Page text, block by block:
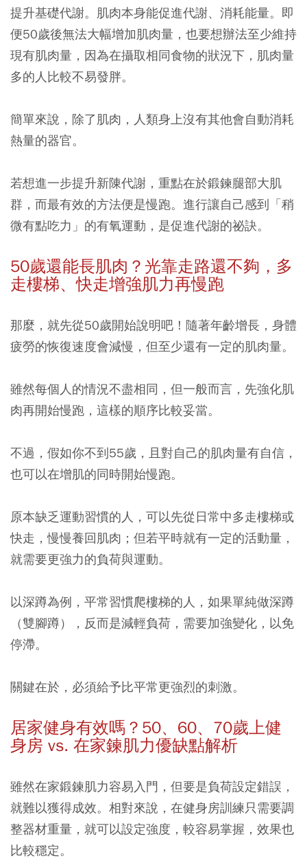
提升基礎代謝。肌肉本身能促進代謝、消耗能量。即
便50歲後無法大幅增加肌肉量，也要想辦法至少維持
現有肌肉量，因為在攝取相同食物的狀況下，肌肉量
多的人比較不易發胖。
簡單來說，除了肌肉，人類身上沒有其他會自動消耗
熱量的器官。
若想進一步提升新陳代謝，重點在於鍛鍊腿部大肌
群，而最有效的方法便是慢跑。進行讓自己感到「稍
微有點吃力」的有氧運動，是促進代謝的祕訣。
50歲還能長肌肉？光靠走路還不夠，多
走樓梯、快走增強肌力再慢跑
那麼，就先從50歲開始說明吧！隨著年齡增長，身體
疲勞的恢復速度會減慢，但至少還有一定的肌肉量。
雖然每個人的情況不盡相同，但一般而言，先強化肌
肉再開始慢跑，這樣的順序比較妥當。
不過，假如你不到55歲，且對自己的肌肉量有自信，
也可以在增肌的同時開始慢跑。
原本缺乏運動習慣的人，可以先從日常中多走樓梯或
快走，慢慢養回肌肉；但若平時就有一定的活動量，
就需要更強力的負荷與運動。
以深蹲為例，平常習慣爬樓梯的人，如果單純做深蹲
（雙腳蹲），反而是減輕負荷，需要加強變化，以免
停滯。
關鍵在於，必須給予比平常更強烈的刺激。
居家健身有效嗎？50、60、70歲上健
身房 vs. 在家鍊肌力優缺點解析
雖然在家鍛鍊肌力容易入門，但要是負荷設定錯誤，
就難以獲得成效。相對來說，在健身房訓練只需要調
整器材重量，就可以設定強度，較容易掌握，效果也
比較穩定。